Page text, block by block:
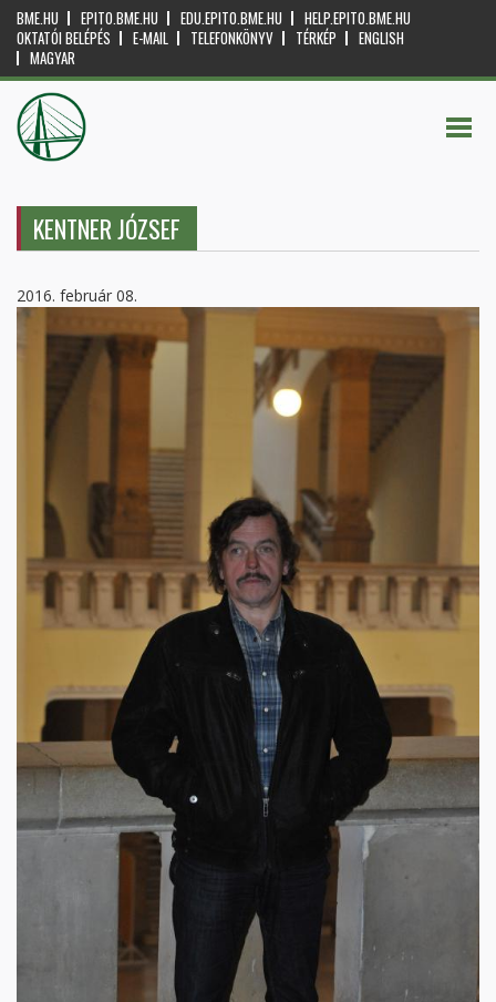
BME.HU EPITO.BME.HU EDU.EPITO.BME.HU
HELP.EPITO.BME.HU
OKTATÓI BELÉPÉS
E-MAIL TELEFONKÖNYV TÉRKÉP
ENGLISH
MAGYAR
KENTNER JÓZSEF
2016. február 08.